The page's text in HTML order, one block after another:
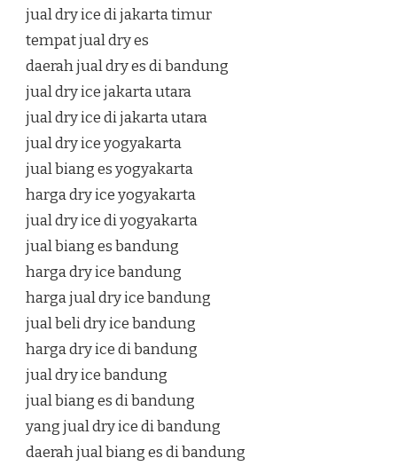
jual dry ice di jakarta timur
tempat jual dry es
daerah jual dry es di bandung
jual dry ice jakarta utara
jual dry ice di jakarta utara
jual dry ice yogyakarta
jual biang es yogyakarta
harga dry ice yogyakarta
jual dry ice di yogyakarta
jual biang es bandung
harga dry ice bandung
harga jual dry ice bandung
jual beli dry ice bandung
harga dry ice di bandung
jual dry ice bandung
jual biang es di bandung
yang jual dry ice di bandung
daerah jual biang es di bandung